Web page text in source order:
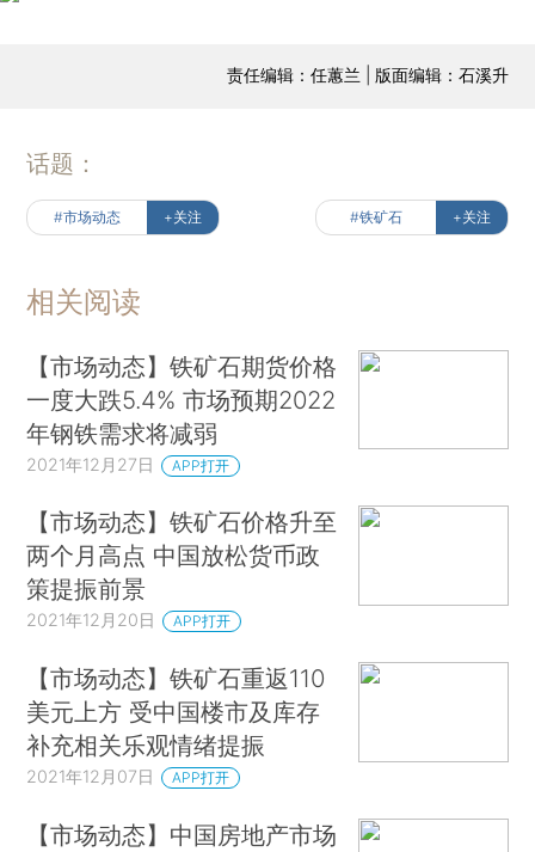
责任编辑：任蕙兰 | 版面编辑：石溪升
话题：
#市场动态 +关注 #铁矿石 +关注
相关阅读
【市场动态】铁矿石期货价格
一度大跌5.4% 市场预期2022
年钢铁需求将减弱
2021年12月27日 APP打开
【市场动态】铁矿石价格升至
两个月高点 中国放松货币政
策提振前景
2021年12月20日 APP打开
【市场动态】铁矿石重返110
美元上方 受中国楼市及库存
补充相关乐观情绪提振
2021年12月07日 APP打开
【市场动态】中国房地产市场